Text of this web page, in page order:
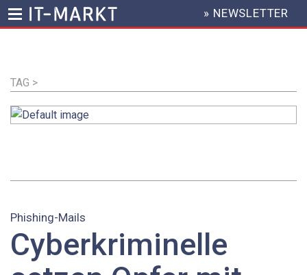
Inhalt
HEADER
MENU
» NEWSLETTER
TAG >
Phishing-Mails
Cyberkriminelle